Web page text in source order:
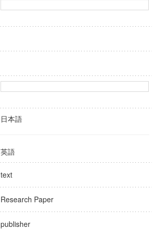
日本語
英語
text
Research Paper
publisher